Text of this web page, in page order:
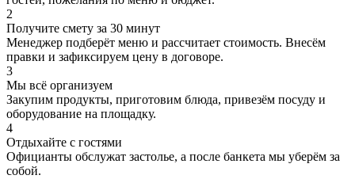
2
Получите смету за 30 минут
Менеджер подберёт меню и рассчитает стоимость. Внесём
правки и зафиксируем цену в договоре.
3
Мы всё организуем
Закупим продукты, приготовим блюда, привезём посуду и
оборудование на площадку.
4
Отдыхайте с гостями
Официанты обслужат застолье, а после банкета мы уберём за
собой.